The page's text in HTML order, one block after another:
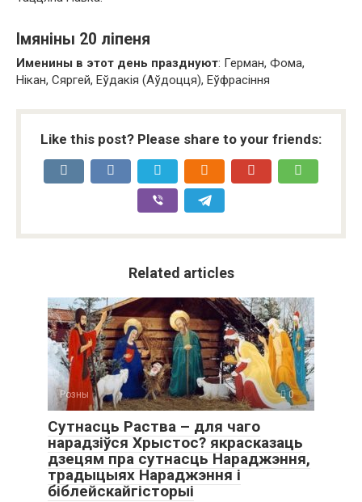
Імяніны 20 ліпеня
Именины в этот день празднуют: Герман, Фома,
Нікан, Сяргей, Еўдакія (Аўдоцця), Еўфрасіння
Like this post? Please share to your friends:
Related articles
Розны 0
Сутнасць Раства – для чаго
нарадзіўся Хрыстос? якрасказаць
дзецям пра сутнасць Нараджэння,
традыцыях Нараджэння і
біблейскайгісторыі